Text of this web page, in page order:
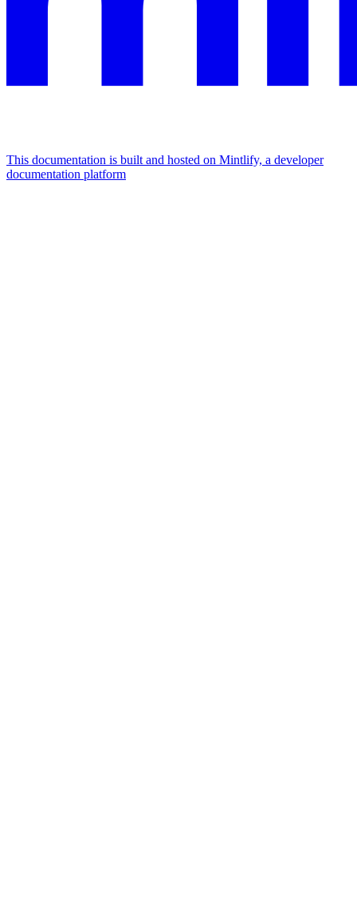
This documentation is built and hosted on Mintlify, a developer
documentation platform